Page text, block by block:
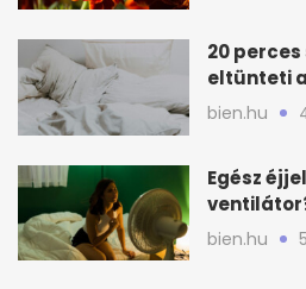
20
eltünteti
és a
bien.hu
Egész
hőségben
bien.hu